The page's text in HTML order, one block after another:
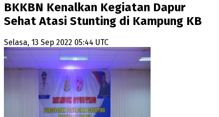
BKKBN Kenalkan Kegiatan Dapur
Sehat Atasi Stunting di Kampung KB
Selasa, 13 Sep 2022 05:44 UTC